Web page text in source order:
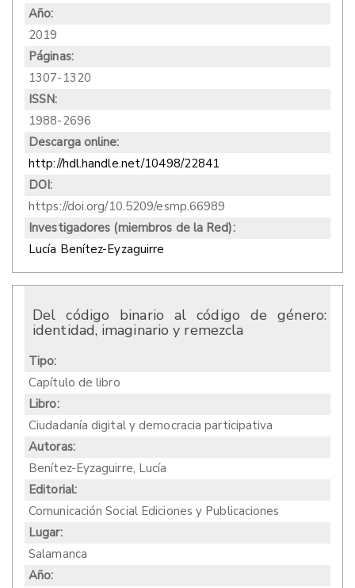
Año:
2019
Páginas:
1307-1320
ISSN:
1988-2696
Descarga online:
http://hdl.handle.net/10498/22841
DOI:
https://doi.org/10.5209/esmp.66989
Investigadores (miembros de la Red):
Lucía Benítez-Eyzaguirre
Del código binario al código de género:
identidad, imaginario y remezcla
Tipo:
Capítulo de libro
Libro:
Ciudadanía digital y democracia participativa
Autoras:
Benítez-Eyzaguirre, Lucía
Editorial:
Comunicación Social Ediciones y Publicaciones
Lugar:
Salamanca
Año: